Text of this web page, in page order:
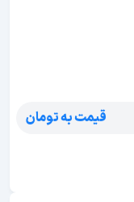
قیمت به تومان